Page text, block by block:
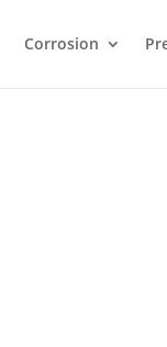
Corrosion